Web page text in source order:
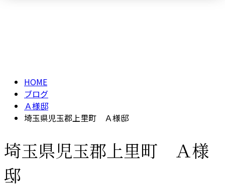
HOME
ブログ
Ａ様邸
埼玉県児玉郡上里町 Ａ様邸
埼玉県児玉郡上里町 Ａ様
邸